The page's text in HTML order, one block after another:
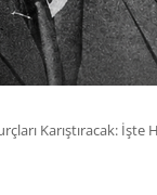
Karıştıracak: